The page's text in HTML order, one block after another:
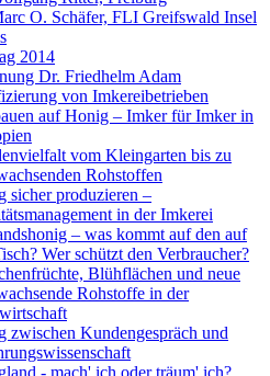
O. Schäfer, FLI Greifswald Insel
2014
Dr. Friedhelm Adam
von Imkereibetrieben
auf Honig – Imker für Imker in
vom Kleingarten bis zu
Rohstoffen
sicher produzieren –
in der Imkerei
– was kommt auf den auf
Wer schützt den Verbraucher?
Blühflächen und neue
Rohstoffe in der
zwischen Kundengespräch und
- mach' ich oder träum' ich?